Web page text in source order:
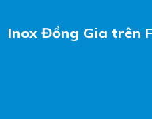
Inox Đồng Gia trên